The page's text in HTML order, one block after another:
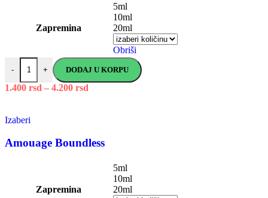
Zapremina
5ml
10ml
20ml
Obriši
- + DODAJ U KORPU
1.400 rsd – 4.200 rsd
Izaberi
Amouage Boundless
Zapremina
5ml
10ml
20ml